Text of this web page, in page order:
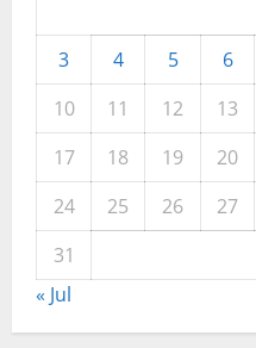
3
4 5 6
10
11 12 13
17
18 19 20
24
25 26 27
31
« Jul